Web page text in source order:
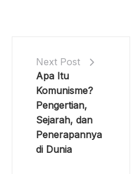
Next Post
Apa Itu
Komunisme?
Pengertian,
Sejarah, dan
Penerapannya
di Dunia